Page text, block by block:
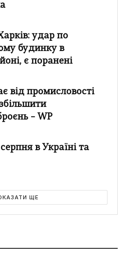
удар по
будинку в
є поранені
від промисловості
– WP
в Україні та
ЩЕ